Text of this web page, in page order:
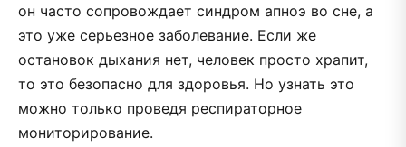
он часто сопровождает синдром апноэ во сне, а
это уже серьезное заболевание. Если же
остановок дыхания нет, человек просто храпит,
то это безопасно для здоровья. Но узнать это
можно только проведя респираторное
мониторирование.